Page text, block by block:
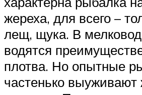
жереха, для всего –
лещ, щука. В
водятся
плотва. Но опытные
частенько выуживают